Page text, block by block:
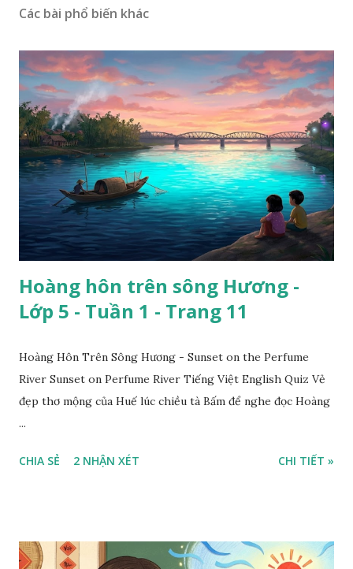
Các bài phổ biến khác
Hoàng hôn trên sông Hương -
Lớp 5 - Tuần 1 - Trang 11
Hoàng Hôn Trên Sông Hương - Sunset on the Perfume
River Sunset on Perfume River Tiếng Việt English Quiz Vẻ
đẹp thơ mộng của Huế lúc chiều tà Bấm để nghe đọc Hoàng
...
CHIA SẺ 2 NHẬN XÉT CHI TIẾT »